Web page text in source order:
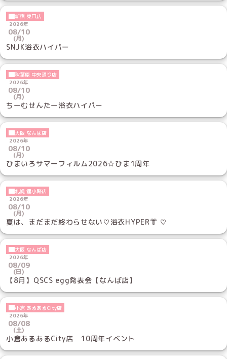
新宿 東口店
2026年
08/10
(月)
SNJK浴衣ハイパー
秋葉原 中央通り店
2026年
08/10
(月)
ちーむせんたー浴衣ハイパー
大阪 なんば店
2026年
08/10
(月)
ひまいろサマーフィルム2026☆ひま1周年
札幌 狸小路店
2026年
08/10
(月)
夏は、まだまだ終わらせない♡浴衣HYPER👘 ♡
大阪 なんば店
2026年
08/09
(日)
【8月】QSCS egg発表会【なんば店】
小倉 あるあるCity店
2026年
08/08
(土)
小倉あるあるCity店 10周年イベント